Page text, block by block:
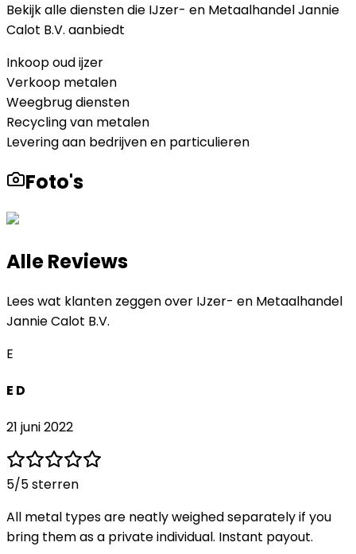
Bekijk alle diensten die IJzer- en Metaalhandel Jannie
Calot B.V. aanbiedt
Inkoop oud ijzer
Verkoop metalen
Weegbrug diensten
Recycling van metalen
Levering aan bedrijven en particulieren
Foto's
Alle Reviews
Lees wat klanten zeggen over IJzer- en Metaalhandel
Jannie Calot B.V.
E
E D
21 juni 2022
5/5 sterren
All metal types are neatly weighed separately if you
bring them as a private individual. Instant payout.